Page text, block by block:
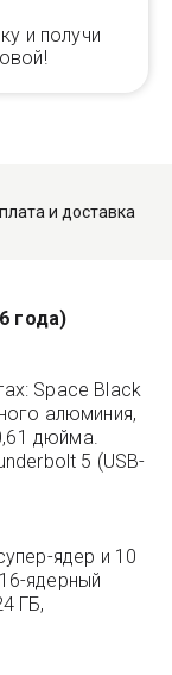
и получи
и доставка
года)
Space Black
алюминия,
дюйма.
5 (USB-
ядер и 10
ядерный
ГБ,